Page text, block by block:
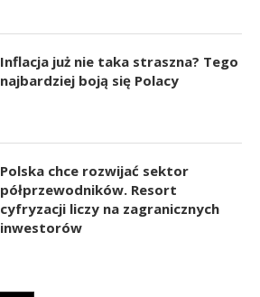
Inflacja już nie taka straszna? Tego
najbardziej boją się Polacy
Polska chce rozwijać sektor
półprzewodników. Resort
cyfryzacji liczy na zagranicznych
inwestorów